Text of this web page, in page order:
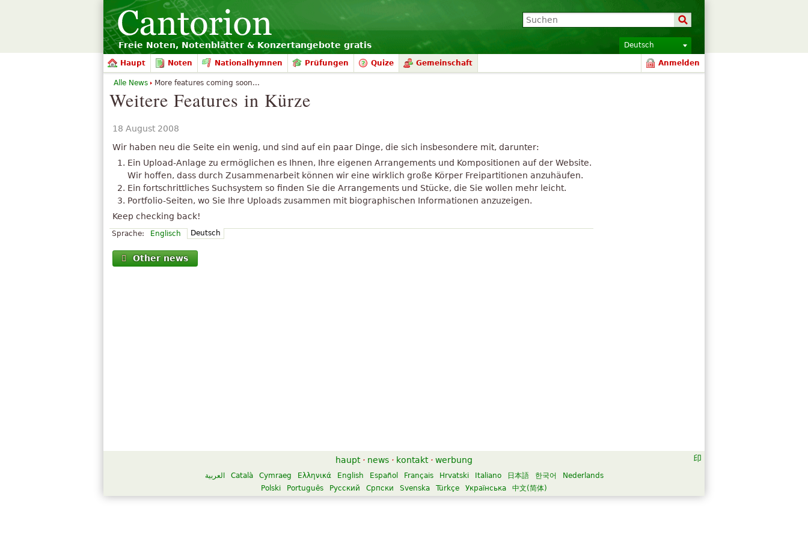
Freie Noten, Notenblätter & Konzertangebote gratis Deutsch
Haupt Noten Nationalhymnen Prüfungen Quize Gemeinschaft Anmelden
Weitere Features in Kürze
18 August 2008
Wir haben neu die Seite ein wenig, und sind auf ein paar Dinge, die sich insbesondere mit, darunter:
Ein Upload-Anlage zu ermöglichen es Ihnen, Ihre eigenen Arrangements und Kompositionen auf der Website.
Wir hoffen, dass durch Zusammenarbeit können wir eine wirklich große Körper Freipartitionen anzuhäufen.
Ein fortschrittliches Suchsystem so finden Sie die Arrangements und Stücke, die Sie wollen mehr leicht.
Portfolio-Seiten, wo Sie Ihre Uploads zusammen mit biographischen Informationen anzuzeigen.
Keep checking back!
Sprache: Englisch Deutsch
Other news
Alle News More features coming soon...
haupt · news · kontakt · werbung
العربية Català Cymraeg Ελληνικά English Español Français Hrvatski Italiano 日本語 한국어
Nederlands
Polski
Português Русский Српски Svenska Türkçe Українська 中文(简体)